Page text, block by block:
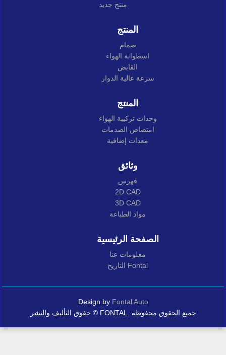
منتج جديد
المنتج
صمام
اسطوانة الهواء
القابض
سرعة عالية الدوار
المنتج
وحدات تركيبة الهواء
امتصاص الصدمات
معدات إضافية
وثائق
فهرس
2D CAD
3D CAD
مواد الطباعة
الصفحة الرئيسية
معلومات عنا
التاريخ Fontal
Design by Fontal Auto
حقوق التأليف والنشر © FONTAL. جميع الحقوق محفوظة